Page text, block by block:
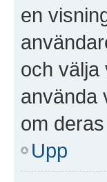
en
och välja
använda
om
Upp